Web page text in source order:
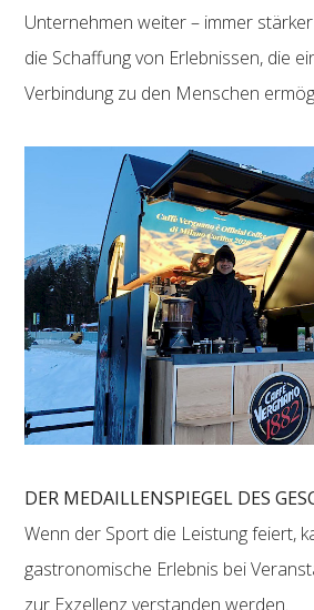
Unternehmen weiter – immer
die Schaffung von Erlebnissen, die
Verbindung zu den Menschen
DER MEDAILLENSPIEGEL DES
Wenn der Sport die Leistung feiert,
gastronomische Erlebnis bei
zur Exzellenz verstanden werden.